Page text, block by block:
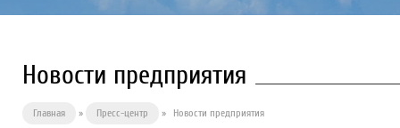
Новости предприятия
Главная » Пресс-центр » Новости предприятия